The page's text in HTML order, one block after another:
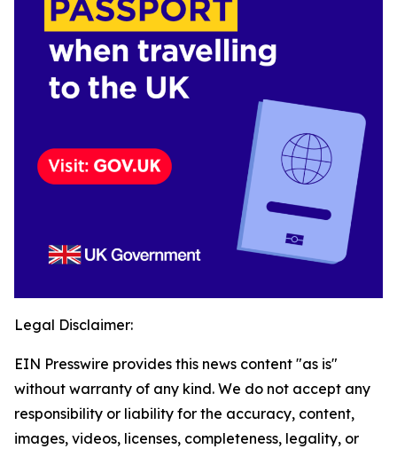
Legal Disclaimer:
EIN Presswire provides this news content "as is"
without warranty of any kind. We do not accept any
responsibility or liability for the accuracy, content,
images, videos, licenses, completeness, legality, or